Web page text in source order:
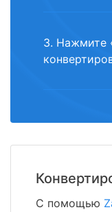
3. Нажмите
С помощью